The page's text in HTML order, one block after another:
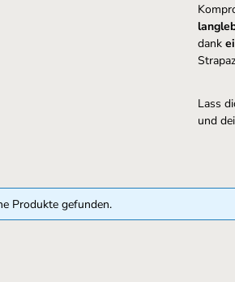
dank
Lass
und
Produkte gefunden.